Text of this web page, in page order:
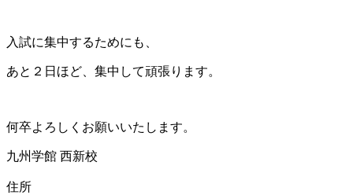
入試に集中するためにも、
あと２日ほど、集中して頑張ります。
何卒よろしくお願いいたします。
九州学館 西新校
住所